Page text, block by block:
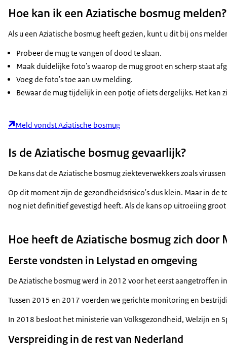
Hoe kan ik een Aziatische bosmug melden?
Als u een Aziatische bosmug heeft gezien, kunt u dit bij ons
Probeer de mug te vangen of dood te slaan.
Maak duidelijke foto's waarop de mug groot en scherp staat
Voeg de foto's toe aan uw melding.
Bewaar de mug tijdelijk in een potje of iets dergelijks. Het
Meld vondst Aziatische bosmug
Is de Aziatische bosmug gevaarlijk?
De kans dat de Aziatische bosmug ziekteverwekkers zoals
Op dit moment zijn de gezondheidsrisico's dus klein. Maar in
nog niet definitief gevestigd heeft. Als de kans op uitroeiing
Hoe heeft de Aziatische bosmug zich door
Eerste vondsten in Lelystad en omgeving
De Aziatische bosmug werd in 2012 voor het eerst aangetroffen
Tussen 2015 en 2017 voerden we gerichte monitoring en
In 2018 besloot het ministerie van Volksgezondheid, Welzijn en
Verspreiding in de rest van Nederland